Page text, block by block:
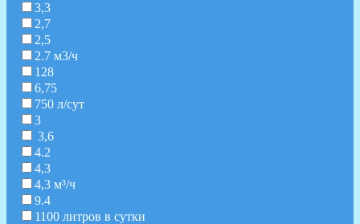
3,3
2,7
2,5
2.7 м3/ч
128
6,75
750 л/сут
3
3,6
4.2
4,3
4,3 м³/ч
9.4
1100 литров в сутки